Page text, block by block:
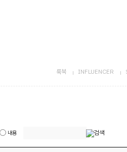
룩북 INFLUENCER
내용